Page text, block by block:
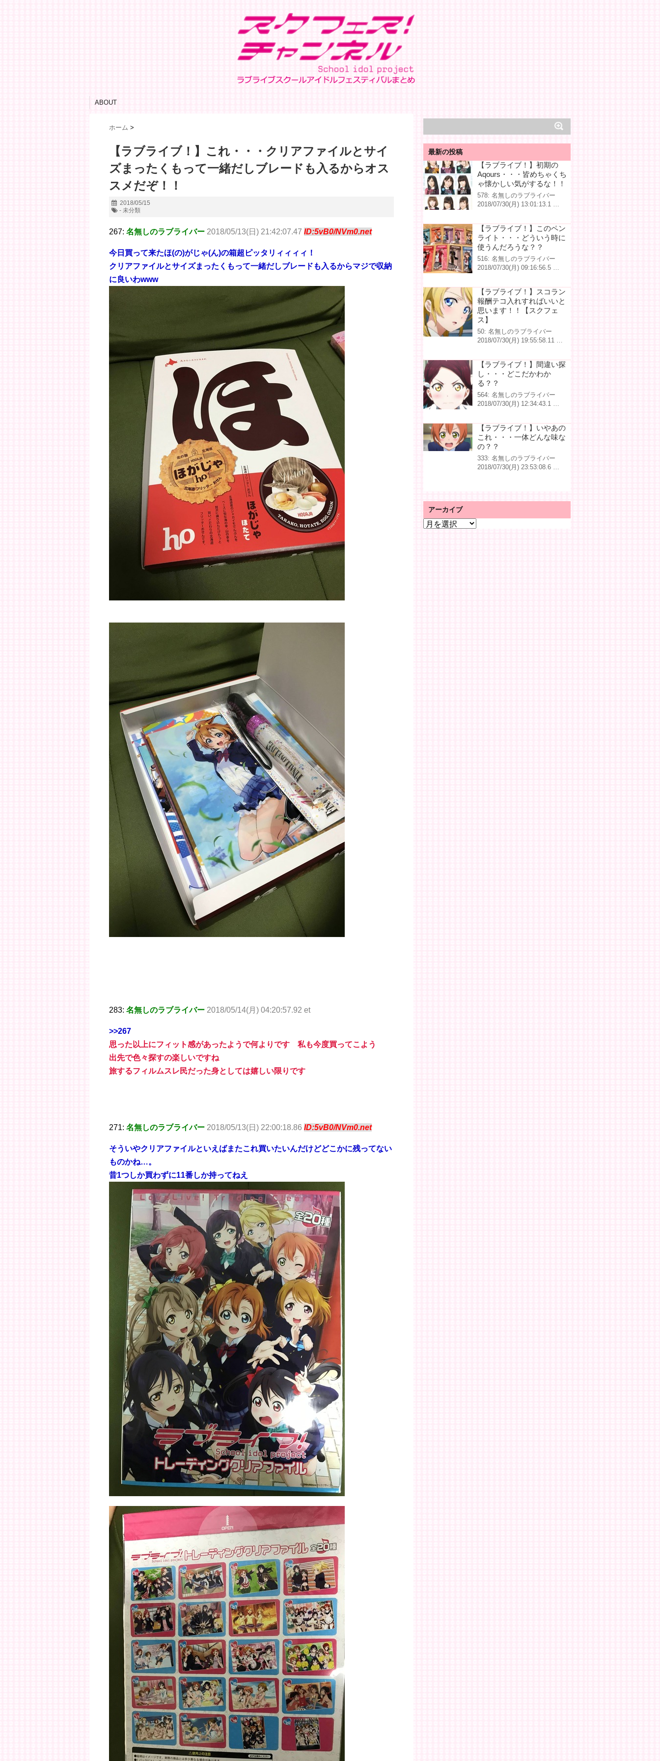
ABOUT
ホーム >
【ラブライブ！】これ・・・クリアファイルとサイ
ズまったくもって一緒だしブレードも入るからオス
スメだぞ！！
2018/05/15
- 未分類
267: 名無しのラブライバー 2018/05/13(日) 21:42:07.47 ID:5vB0/NVm0.net
今日買って来たほ(の)がじゃ(ん)の箱超ピッタリィィィィ！
クリアファイルとサイズまったくもって一緒だしブレードも入るからマジで収納
に良いわwww
283: 名無しのラブライバー 2018/05/14(月) 04:20:57.92 et
>>267
思った以上にフィット感があったようで何よりです 私も今度買ってこよう
出先で色々探すの楽しいですね
旅するフィルムスレ民だった身としては嬉しい限りです
271: 名無しのラブライバー 2018/05/13(日) 22:00:18.86 ID:5vB0/NVm0.net
そういやクリアファイルといえばまたこれ買いたいんだけどどこかに残ってない
ものかね…。
昔1つしか買わずに11番しか持ってねえ
最新の投稿
【ラブライブ！】初期の
Aqours・・・皆めちゃくち
ゃ懐かしい気がするな！！
578: 名無しのラブライバー
2018/07/30(月) 13:01:13.1 …
【ラブライブ！】このペン
ライト・・・どういう時に
使うんだろうな？？
516: 名無しのラブライバー
2018/07/30(月) 09:16:56.5 …
【ラブライブ！】スコラン
報酬テコ入れすればいいと
思います！！【スクフェ
ス】
50: 名無しのラブライバー
2018/07/30(月) 19:55:58.11 …
【ラブライブ！】間違い探
し・・・どこだかわか
る？？
564: 名無しのラブライバー
2018/07/30(月) 12:34:43.1 …
【ラブライブ！】いやあの
これ・・・一体どんな味な
の？？
333: 名無しのラブライバー
2018/07/30(月) 23:53:08.6 …
アーカイブ
ア